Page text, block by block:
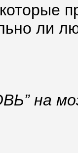
ли
на